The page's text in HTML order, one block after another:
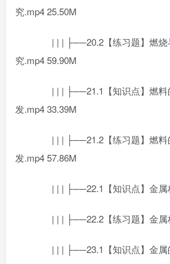
究.mp4 25.50M
| | | ├──20.2【练习题】燃烧
究.mp4 59.90M
| | | ├──21.1【知识点】燃料
发.mp4 33.39M
| | | ├──21.2【练习题】燃料
发.mp4 57.86M
| | | ├──22.1【知识点】金属
| | | ├──22.2【练习题】金属
| | | ├──23.1【知识点】金属